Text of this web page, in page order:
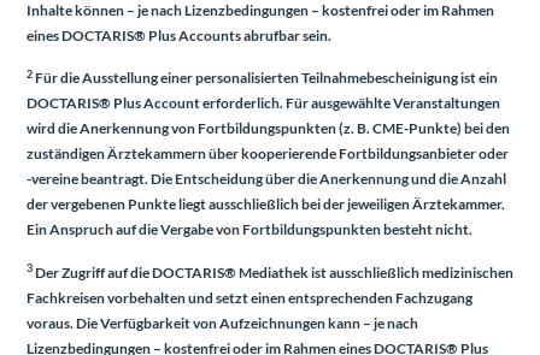
Inhalte können – je nach Lizenzbedingungen – kostenfrei oder im Rahmen
einesDOCTARIS® Plus Accountsabrufbar sein.
2Für die Ausstellung einer personalisierten Teilnahmebescheinigung ist ein
DOCTARIS® Plus Accounterforderlich. Für ausgewählte Veranstaltungen
wird die Anerkennung von Fortbildungspunkten (z. B. CME-Punkte) bei den
zuständigen Ärztekammern über kooperierende Fortbildungsanbieter oder
-vereine beantragt. Die Entscheidung über die Anerkennung und die Anzahl
der vergebenen Punkte liegt ausschließlich bei der jeweiligen Ärztekammer.
Ein Anspruch auf die Vergabe von Fortbildungspunkten besteht nicht.
3Der Zugriff auf die DOCTARIS® Mediathek ist ausschließlich medizinischen
Fachkreisen vorbehalten und setzt einen entsprechenden Fachzugang
voraus. Die Verfügbarkeit von Aufzeichnungen kann – je nach
Lizenzbedingungen – kostenfrei oder im Rahmen einesDOCTARIS® Plus